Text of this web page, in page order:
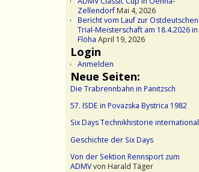
ZellendorfMai 4, 2026
Bericht vom Lauf zur Ostdeutschen
Trial-Meisterschaft am 18.4.2026 in
Flöha April 19, 2026
Login
Anmelden
Neue Seiten:
Die Trabrennbahn in Panitzsch
57. ISDE in Povazska Bystrica 1982
Six Days Technikhistorie international
Geschichte der Six Days
Von der Sektion Rennsport zum
ADMVvon Harald Täger